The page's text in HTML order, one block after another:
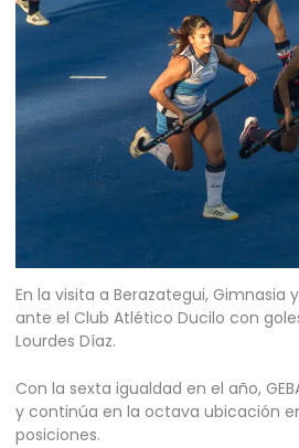
En la visita a Berazategui, Gimnasia
ante el Club Atlético Ducilo con
Lourdes Díaz.
Con la sexta igualdad en el año,
y continúa en la octava ubicación
posiciones.